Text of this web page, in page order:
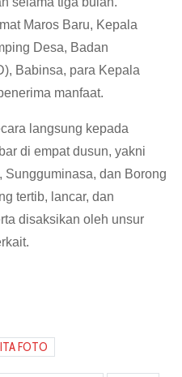
Maros Baru, Kepala
Desa, Badan
Babinsa, para Kepala
manfaat.
langsung kepada
di empat dusun, yakni
Sungguminasa, dan Borong
tertib, lancar, dan
disaksikan oleh unsur
FOTO